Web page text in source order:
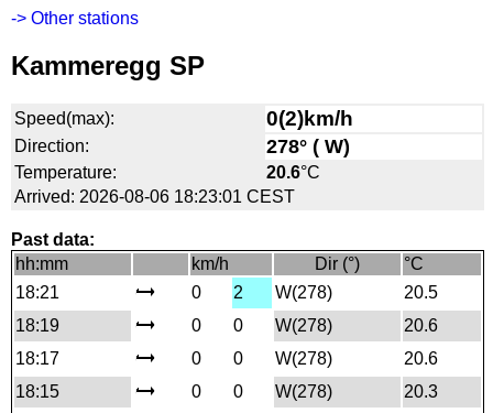
-> Other stations
Kammeregg SP
Speed(max): 0(2)km/h
Direction: 278° ( W)
Temperature: 20.6°C
Arrived: 2026-08-06 18:23:01 CEST
Past data:
hh:mm
km/h Dir (°)
°C
18:21
0 2 W(278)
20.5
18:19
0 0 W(278)
20.6
18:17
0 0 W(278)
20.6
18:15
0 0 W(278)
20.3